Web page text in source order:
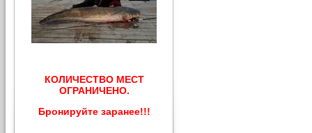
КОЛИЧЕСТВО МЕСТ
ОГРАНИЧЕНО.
Бронируйте заранее!!!